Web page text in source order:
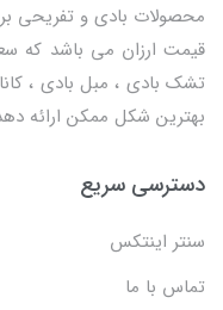
محصولات بادی و تفریحی
قیمت ارزان می باشد که
تشک بادی ، مبل بادی ،
بهترین شکل ممکن ارائه
دسترسی سریع
سنتر اینتکس
تماس با ما